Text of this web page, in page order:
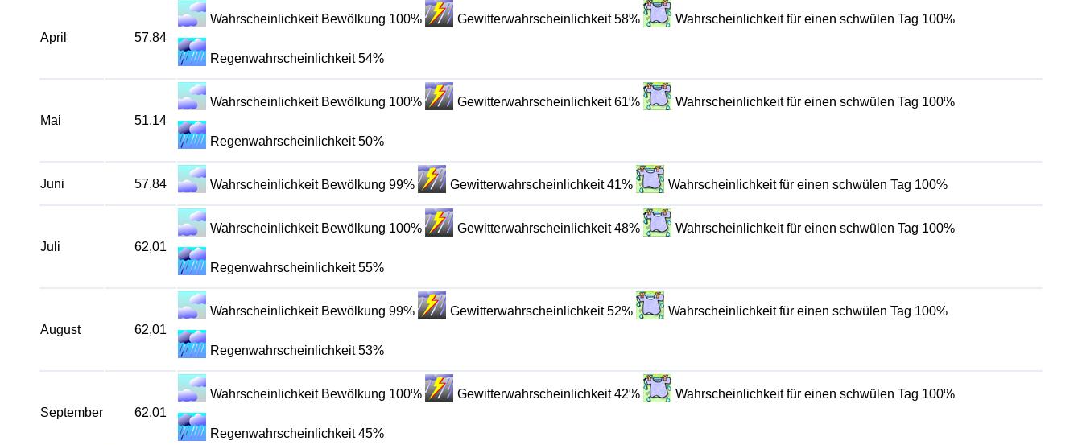
April 57,84
Wahrscheinlichkeit Bewölkung 100% Gewitterwahrscheinlichkeit 58% Wahrscheinlichkeit für einen schwülen Tag 100%
Regenwahrscheinlichkeit 54%
Mai 51,14
Wahrscheinlichkeit Bewölkung 100% Gewitterwahrscheinlichkeit 61% Wahrscheinlichkeit für einen schwülen Tag 100%
Regenwahrscheinlichkeit 50%
Juni 57,84 Wahrscheinlichkeit Bewölkung 99% Gewitterwahrscheinlichkeit 41% Wahrscheinlichkeit für einen schwülen Tag 100%
Juli 62,01
Wahrscheinlichkeit Bewölkung 100% Gewitterwahrscheinlichkeit 48% Wahrscheinlichkeit für einen schwülen Tag 100%
Regenwahrscheinlichkeit 55%
August 62,01
Wahrscheinlichkeit Bewölkung 99% Gewitterwahrscheinlichkeit 52% Wahrscheinlichkeit für einen schwülen Tag 100%
Regenwahrscheinlichkeit 53%
September 62,01
Wahrscheinlichkeit Bewölkung 100% Gewitterwahrscheinlichkeit 42% Wahrscheinlichkeit für einen schwülen Tag 100%
Regenwahrscheinlichkeit 45%